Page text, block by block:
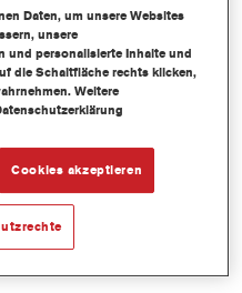
Daten, um unsere Websites
unsere
und personalisierte Inhalte und
die Schaltfläche rechts klicken,
Weitere
Cookies akzeptieren